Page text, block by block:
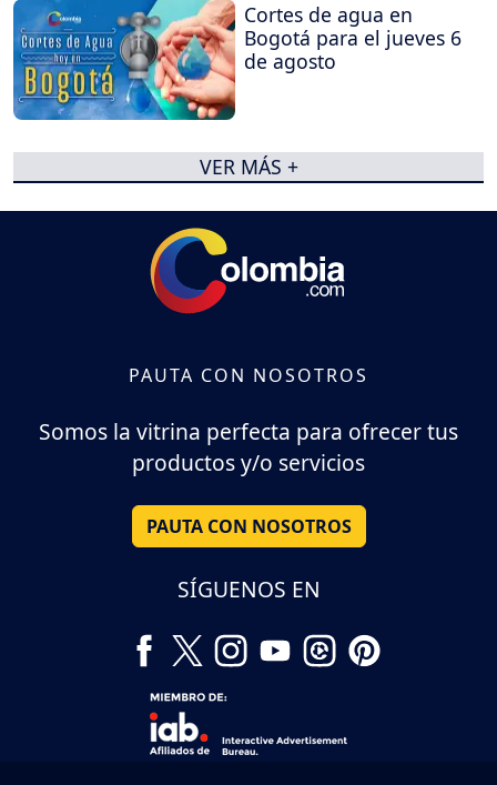
Cortes de agua en
Bogotá para el jueves 6
de agosto
VER MÁS +
PAUTA CON NOSOTROS
Somos la vitrina perfecta para ofrecer tus
productos y/o servicios
PAUTA CON NOSOTROS
SÍGUENOS EN